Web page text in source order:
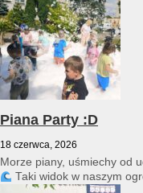
Piana Party :D
18 czerwca, 2026
Morze piany, uśmiechy od
Taki widok w naszym